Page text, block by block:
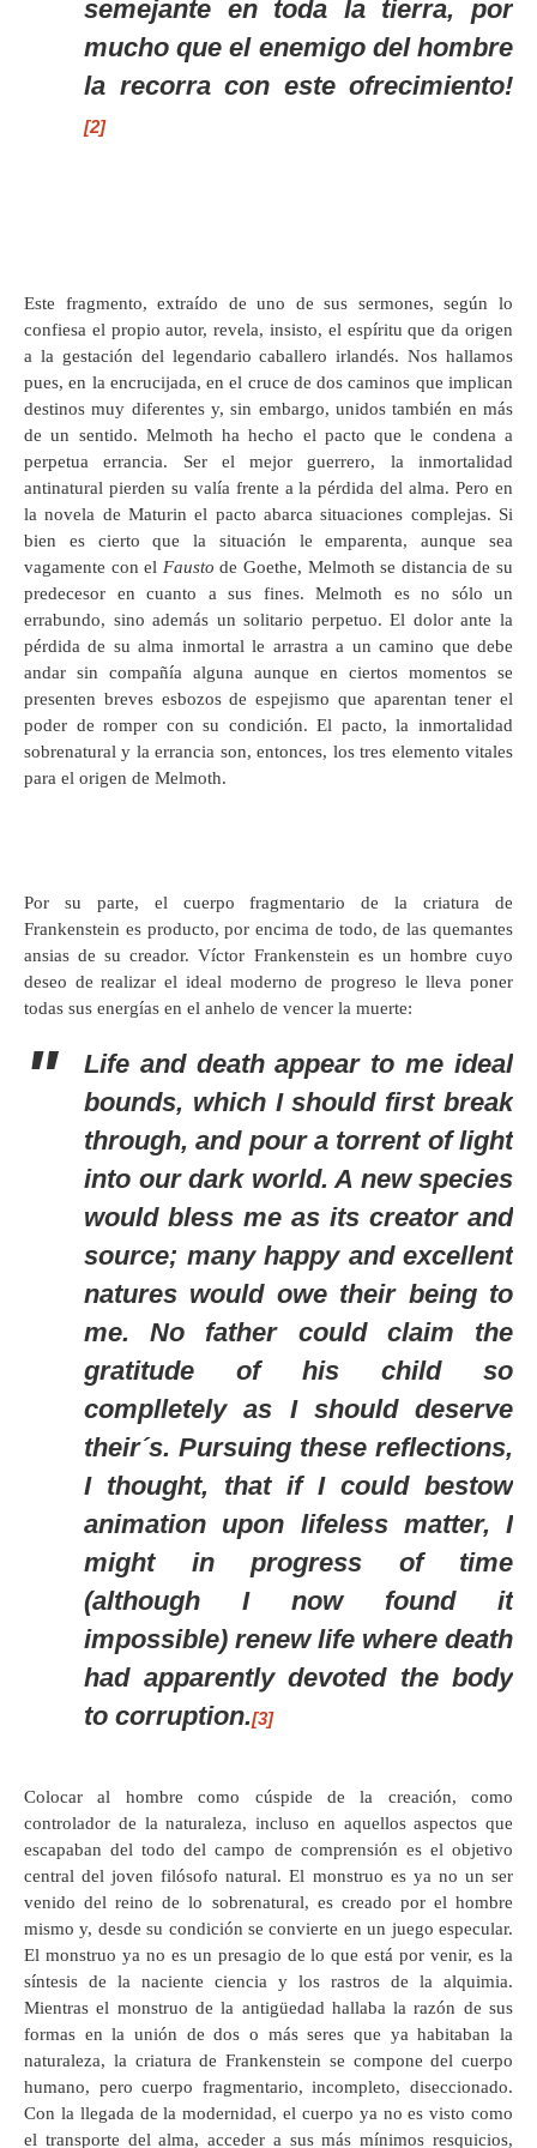
semejante en toda la tierra, por
mucho que el enemigo del hombre
la recorra con este ofrecimiento!
[2]
Este fragmento, extraído de uno de sus sermones, según lo
confiesa el propio autor, revela, insisto, el espíritu que da origen
a la gestación del legendario caballero irlandés. Nos hallamos
pues, en la encrucijada, en el cruce de dos caminos que implican
destinos muy diferentes y, sin embargo, unidos también en más
de un sentido. Melmoth ha hecho el pacto que le condena a
perpetua errancia. Ser el mejor guerrero, la inmortalidad
antinatural pierden su valía frente a la pérdida del alma. Pero en
la novela de Maturin el pacto abarca situaciones complejas. Si
bien es cierto que la situación le emparenta, aunque sea
vagamente con el Faustode Goethe, Melmoth se distancia de su
predecesor en cuanto a sus fines. Melmoth es no sólo un
errabundo, sino además un solitario perpetuo. El dolor ante la
pérdida de su alma inmortal le arrastra a un camino que debe
andar sin compañía alguna aunque en ciertos momentos se
presenten breves esbozos de espejismo que aparentan tener el
poder de romper con su condición. El pacto, la inmortalidad
sobrenatural y la errancia son, entonces, los tres elemento vitales
para el origen de Melmoth.
Por su parte, el cuerpo fragmentario de la criatura de
Frankenstein es producto, por encima de todo, de las quemantes
ansias de su creador. Víctor Frankenstein es un hombre cuyo
deseo de realizar el ideal moderno de progreso le lleva poner
todas sus energías en el anhelo de vencer la muerte:
Life and death appear to me ideal
bounds, which I should first break
through, and pour a torrent of light
into our dark world. A new species
would bless me as its creator and
source; many happy and excellent
natures would owe their being to
me. No father could claim the
gratitude of his child so
complletely as I should deserve
their´s. Pursuing these reflections,
I thought, that if I could bestow
animation upon lifeless matter, I
might in progress of time
(although I now found it
impossible) renew life where death
had apparently devoted the body
to corruption.[3]
Colocar al hombre como cúspide de la creación, como
controlador de la naturaleza, incluso en aquellos aspectos que
escapaban del todo del campo de comprensión es el objetivo
central del joven filósofo natural. El monstruo es ya no un ser
venido del reino de lo sobrenatural, es creado por el hombre
mismo y, desde su condición se convierte en un juego especular.
El monstruo ya no es un presagio de lo que está por venir, es la
síntesis de la naciente ciencia y los rastros de la alquimia.
Mientras el monstruo de la antigüedad hallaba la razón de sus
formas en la unión de dos o más seres que ya habitaban la
naturaleza, la criatura de Frankenstein se compone del cuerpo
humano, pero cuerpo fragmentario, incompleto, diseccionado.
Con la llegada de la modernidad, el cuerpo ya no es visto como
el transporte del alma, acceder a sus más mínimos resquicios,